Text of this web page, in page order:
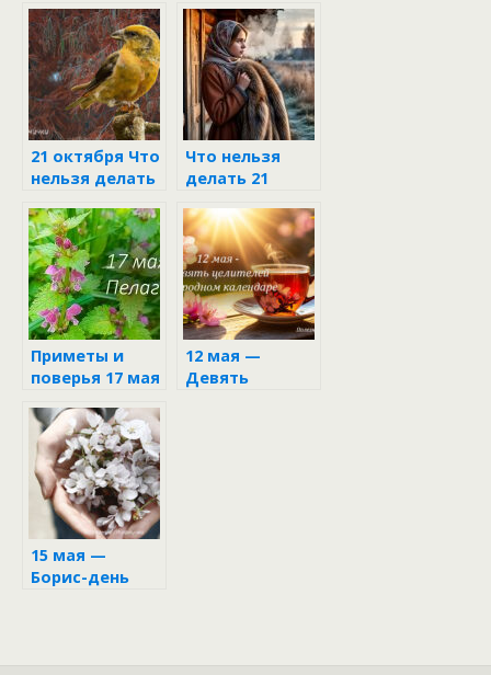
Пелагеи
поверья
21 октября Что
нельзя делать
Трифона и
Пелагеи по
народным
приметам
Что нельзя
делать 21
Трифона и
Пелагеи,
чтобы не
навлечь беду
Приметы и
поверья 17 мая
12 мая —
Девять
15 мая —
Борис-день